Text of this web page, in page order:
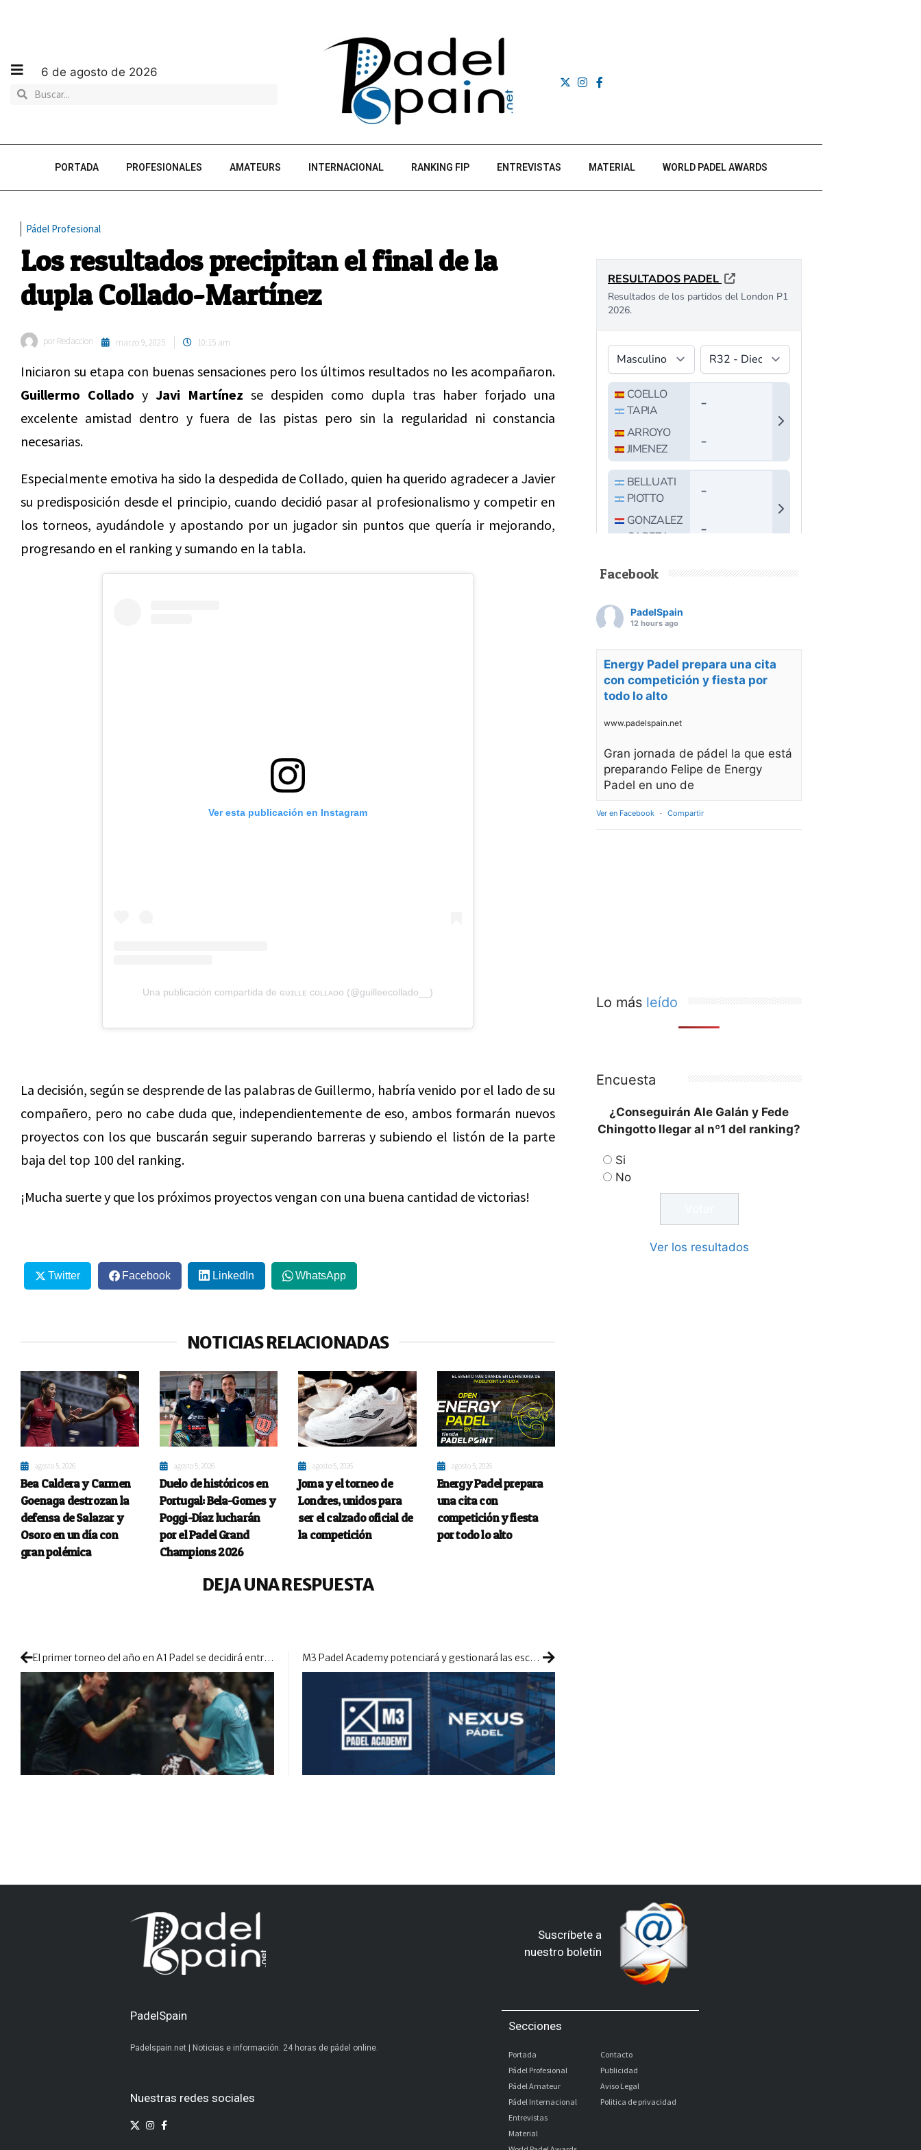
6 de agosto de 2026
PORTADA PROFESIONALES AMATEURS INTERNACIONAL RANKING FIP ENTREVISTAS MATERIAL WORLD PADEL AWARDS
Pádel Profesional
Los resultados precipitan el final de la
dupla Collado-Martínez
por Redaccion marzo 9, 2025 10:15 am
Iniciaron su etapa con buenas sensaciones pero los últimos resultados no les acompañaron.
Guillermo Collado y Javi Martínez se despiden como dupla tras haber forjado una
excelente amistad dentro y fuera de las pistas pero sin la regularidad ni constancia
necesarias.
Especialmente emotiva ha sido la despedida de Collado, quien ha querido agradecer a Javier
su predisposición desde el principio, cuando decidió pasar al profesionalismo y competir en
los torneos, ayudándole y apostando por un jugador sin puntos que quería ir mejorando,
progresando en el ranking y sumando en la tabla.
Ver esta publicación en Instagram
Una publicación compartida de ɢᴜɪʟʟᴇ ᴄᴏʟʟᴀᴅᴏ (@guilleecollado__)
La decisión, según se desprende de las palabras de Guillermo, habría venido por el lado de su
compañero, pero no cabe duda que, independientemente de eso, ambos formarán nuevos
proyectos con los que buscarán seguir superando barreras y subiendo el listón de la parte
baja del top 100 del ranking.
¡Mucha suerte y que los próximos proyectos vengan con una buena cantidad de victorias!
Twitter Facebook LinkedIn WhatsApp
NOTICIAS RELACIONADAS
agosto 5, 2026
Bea Caldera y Carmen
Goenaga destrozan la
defensa de Salazar y
Osoro en un día con
gran polémica
agosto 5, 2026
Duelo de históricos en
Portugal: Bela-Gomes y
Poggi-Díaz lucharán
por el Padel Grand
Champions 2026
agosto 5, 2026
Joma y el torneo de
Londres, unidos para
ser el calzado oficial de
la competición
agosto 5, 2026
Energy Padel prepara
una cita con
competición y fiesta
por todo lo alto
DEJA UNA RESPUESTA
El primer torneo del año en A1 Padel se decidirá entre las dos parejas de mayor lustre M3 Padel Academy potenciará y gestionará las escuelas de Nexus Pádel en Madrid
Facebook
PadelSpain
12 hours ago
Energy Padel prepara una cita
con competición y fiesta por
todo lo alto
www.padelspain.net
Gran jornada de pádel la que está
preparando Felipe de Energy
Padel en uno de
Ver en Facebook · Compartir
Lo más leído
Encuesta
¿Conseguirán Ale Galán y Fede
Chingotto llegar al nº1 del ranking?
Si
No
Ver los resultados
Suscríbete a
nuestro boletín
PadelSpain
Padelspain.net | Noticias e información. 24 horas de pádel online.
Nuestras redes sociales
Secciones
Portada
Pádel Profesional
Pádel Amateur
Pádel Internacional
Entrevistas
Material
Contacto
Publicidad
Aviso Legal
Politica de privacidad